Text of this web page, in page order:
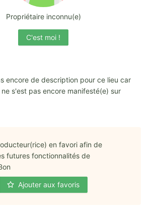
Propriétaire inconnu(e)
C'est moi !
encore de description pour ce lieu car
s'est pas encore manifesté(e) sur
en favori afin de
futures fonctionnalités de
Ajouter aux favoris